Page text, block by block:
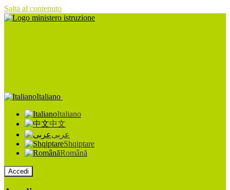
Salta al contenuto
Italiano
Italiano
中文
عربى
Shqiptare
Română
Accedi